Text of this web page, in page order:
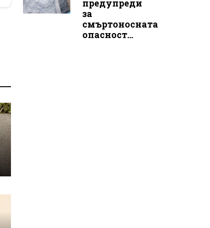
предупреди
за
смъртоносната
опасност...